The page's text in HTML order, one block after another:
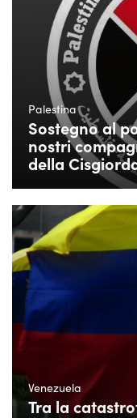
Palestina
Sostegno al
nostri
della
Venezuela
Tra la